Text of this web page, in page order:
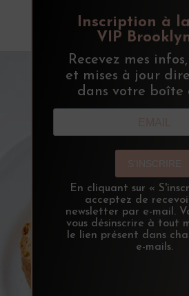
Inscription à
VIP
Recevez mes
et mises à jour
dans votre boîte
En cliquant sur «
acceptez de
newsletter par e-mail.
vous désinscrire à tout
le lien présent dans
e-mails.